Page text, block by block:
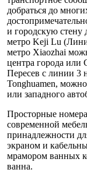
добраться до
и городскую
метро Keji Lu
метро Xiaozhai
центра города или
Пересев с линии 3
Tonghuamen,
или западного
Просторные
современной
принадлежности
экраном и
мрамором ванных
ванна.